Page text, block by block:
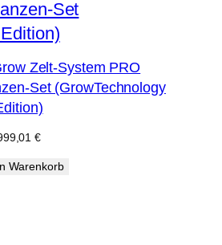
Zelt-System PRO
Set (GrowTechnology
€
Warenkorb